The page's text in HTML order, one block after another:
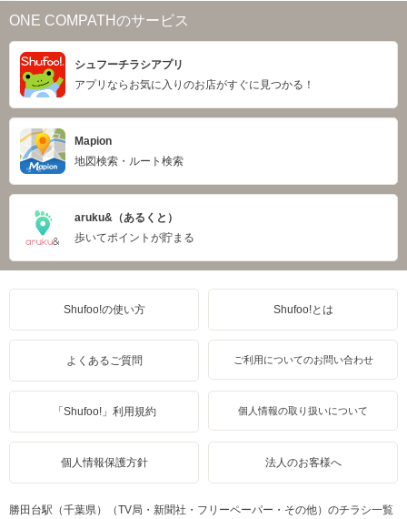
ONE COMPATHのサービス
シュフーチラシアプリ
アプリならお気に入りのお店がすぐに見つかる！
Mapion
地図検索・ルート検索
aruku&（あるくと）
歩いてポイントが貯まる
Shufoo!の使い方 Shufoo!とは
よくあるご質問 ご利用についてのお問い合わせ
「Shufoo!」利用規約 個人情報の取り扱いについて
個人情報保護方針 法人のお客様へ
勝田台駅（千葉県）（TV局・新聞社・フリーペーパー・その他）のチラシ一覧